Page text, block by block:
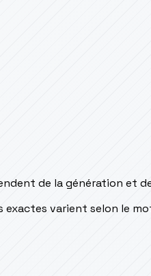
de la génération
varient selon le